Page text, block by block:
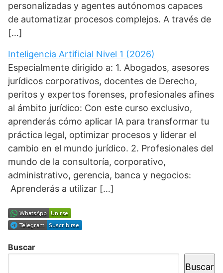
personalizadas y agentes autónomos capaces
de automatizar procesos complejos. A través de
[…]
Inteligencia Artificial Nivel 1 (2026)
Especialmente dirigido a: 1. Abogados, asesores
jurídicos corporativos, docentes de Derecho,
peritos y expertos forenses, profesionales afines
al ámbito jurídico: Con este curso exclusivo,
aprenderás cómo aplicar IA para transformar tu
práctica legal, optimizar procesos y liderar el
cambio en el mundo jurídico. 2. Profesionales del
mundo de la consultoría, corporativo,
administrativo, gerencia, banca y negocios:
Aprenderás a utilizar […]
Buscar
Buscar